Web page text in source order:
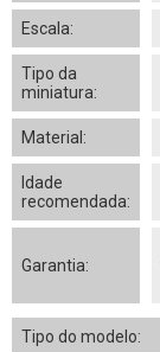
Escala:
Tipo da
miniatura:
Material:
Idade
recomendada:
Garantia:
Tipo do modelo: